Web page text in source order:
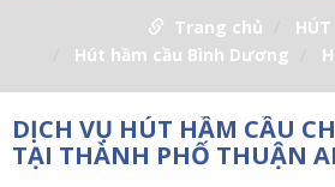
Trang chủ
Hút hầm cầu Bình Dương
DỊCH VỤ HÚT HẦM CẦU
TẠI THÀNH PHỐ THUẬN